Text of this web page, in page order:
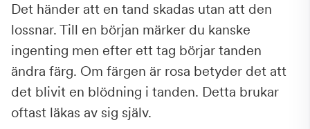
Det händer att en tand skadas utan att den
lossnar. Till en början märker du kanske
ingenting men efter ett tag börjar tanden
ändra färg. Om färgen är rosa betyder det att
det blivit en blödning i tanden. Detta brukar
oftast läkas av sig själv.